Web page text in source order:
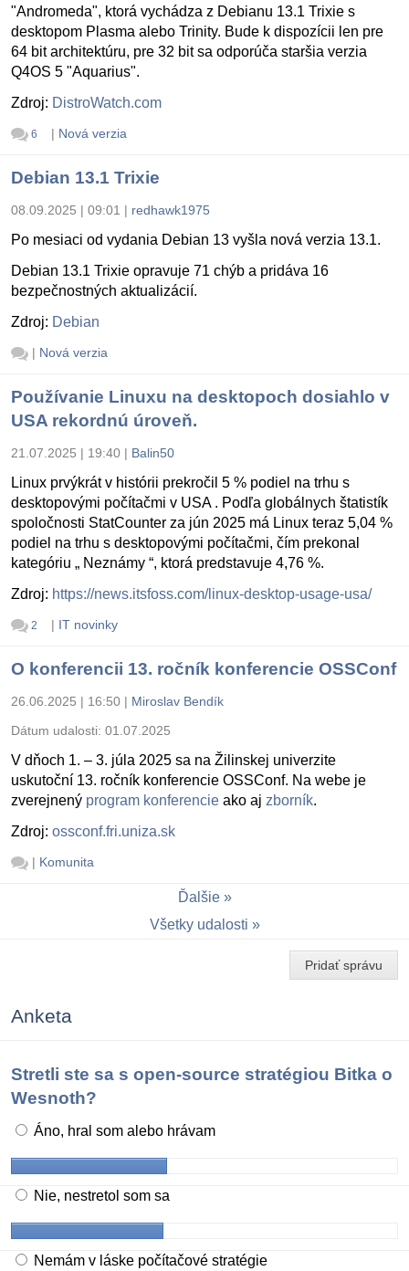
"Andromeda", ktorá vychádza z Debianu 13.1 Trixie s
desktopom Plasma alebo Trinity. Bude k dispozícii len pre
64 bit architektúru, pre 32 bit sa odporúča staršia verzia
Q4OS 5 "Aquarius".
Zdroj: DistroWatch.com
6 | Nová verzia
Debian 13.1 Trixie
08.09.2025 | 09:01 | redhawk1975
Po mesiaci od vydania Debian 13 vyšla nová verzia 13.1.
Debian 13.1 Trixie opravuje 71 chýb a pridáva 16
bezpečnostných aktualizácií.
Zdroj: Debian
| Nová verzia
Používanie Linuxu na desktopoch dosiahlo v
USA rekordnú úroveň.
21.07.2025 | 19:40 | Balin50
Linux prvýkrát v histórii prekročil 5 % podiel na trhu s
desktopovými počítačmi v USA . Podľa globálnych štatistík
spoločnosti StatCounter za jún 2025 má Linux teraz 5,04 %
podiel na trhu s desktopovými počítačmi, čím prekonal
kategóriu „ Neznámy “, ktorá predstavuje 4,76 %.
Zdroj: https://news.itsfoss.com/linux-desktop-usage-usa/
2 | IT novinky
O konferencii 13. ročník konferencie OSSConf
26.06.2025 | 16:50 | Miroslav Bendík
Dátum udalosti: 01.07.2025
V dňoch 1. – 3. júla 2025 sa na Žilinskej univerzite
uskutoční 13. ročník konferencie OSSConf. Na webe je
zverejnený program konferencie ako aj zborník.
Zdroj: ossconf.fri.uniza.sk
| Komunita
Ďalšie
Všetky udalosti
Pridať správu
Anketa
Stretli ste sa s open-source stratégiou Bitka o
Wesnoth?
Áno, hral som alebo hrávam
Nie, nestretol som sa
Nemám v láske počítačové stratégie